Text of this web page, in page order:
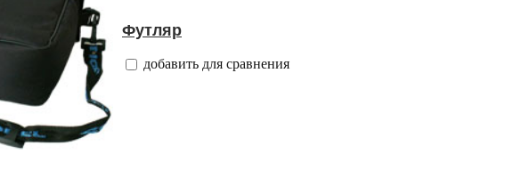
Футляр
добавить для сравнения